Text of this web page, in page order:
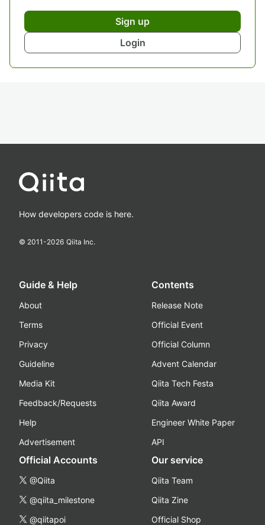
Sign up
Login
How developers code is here.
© 2011-2026 Qiita Inc.
Guide & Help
About
Terms
Privacy
Guideline
Media Kit
Feedback/Requests
Help
Advertisement
Contents
Release Note
Official Event
Official Column
Advent Calendar
Qiita Tech Festa
Qiita Award
Engineer White Paper
API
Official Accounts
@Qiita
@qiita_milestone
@qiitapoi
Our service
Qiita Team
Qiita Zine
Official Shop